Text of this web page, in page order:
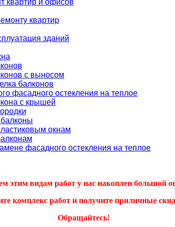
квартир и офисов
квартир
зданий
с выносом
балконов
фасадного остекления на теплое
с крышей
окнам
фасадного остекления на теплое
этим видам работ у нас накоплен большой
комплекс работ и получите приличные
Обращайтесь!